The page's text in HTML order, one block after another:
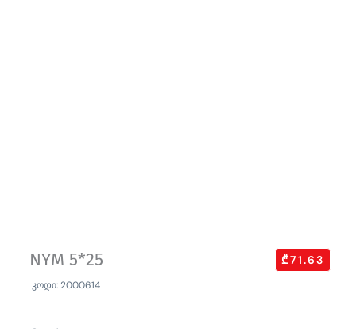
NYM 5*25 ₾71.63
კოდი: 2000614